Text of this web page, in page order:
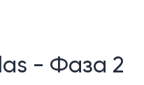
- Фаза 2